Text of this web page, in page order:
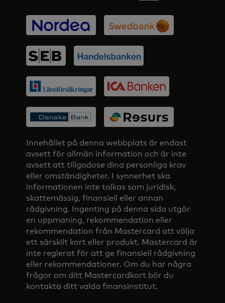
Innehållet på denna webbplats är endast
avsett för allmän information och är inte
avsett att tillgodose dina personliga krav
eller omständigheter. I synnerhet ska
informationen inte tolkas som juridisk,
skattemässig, finansiell eller annan
rådgivning. Ingenting på denna sida utgör
en uppmaning, rekommendation eller
rekommendation från Mastercard att välja
ett särskilt kort eller produkt. Mastercard är
inte reglerat för att ge finansiell rådgivning
eller rekommendationer. Om du har några
frågor om ditt Mastercardkort bör du
kontakta ditt valda finansinstitut.